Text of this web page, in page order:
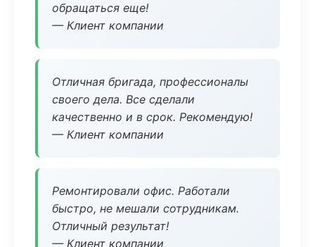
обращаться еще!
— Клиент компании
Отличная бригада, профессионалы
своего дела. Все сделали
качественно и в срок. Рекомендую!
— Клиент компании
Ремонтировали офис. Работали
быстро, не мешали сотрудникам.
Отличный результат!
— Клиент компании